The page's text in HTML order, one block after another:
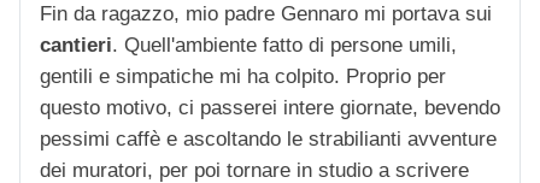
Fin da ragazzo, mio padre Gennaro mi portava sui
cantieri. Quell'ambiente fatto di persone umili,
gentili e simpatiche mi ha colpito. Proprio per
questo motivo, ci passerei intere giornate, bevendo
pessimi caffè e ascoltando le strabilianti avventure
dei muratori, per poi tornare in studio a scrivere